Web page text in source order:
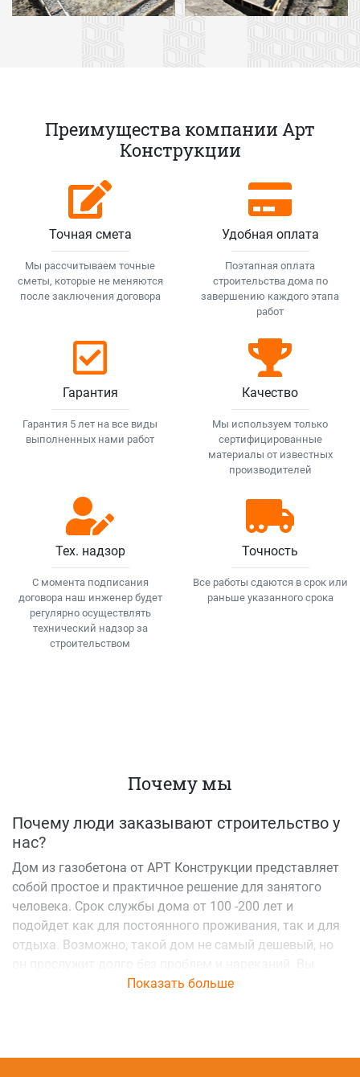
Преимущества компании Арт
Конструкции
Точная смета
Мы рассчитываем точные
сметы, которые не меняются
после заключения договора
Удобная оплата
Поэтапная оплата
строительства дома по
завершению каждого этапа
работ
Гарантия
Гарантия 5 лет на все виды
выполненных нами работ
Качество
Мы используем только
сертифицированные
материалы от известных
производителей
Тех. надзор
С момента подписания
договора наш инженер будет
регулярно осуществлять
технический надзор за
строительством
Точность
Все работы сдаются в срок или
раньше указанного срока
Почему мы
Почему люди заказывают строительство у
нас?
Дом из газобетона от АРТ Конструкции представляет
собой простое и практичное решение для занятого
человека. Срок службы дома от 100 -200 лет и
подойдет как для постоянного проживания, так и для
отдыха. Возможно, такой дом не самый дешевый, но
нашли правильную компанию для реализации своей
Показать больше